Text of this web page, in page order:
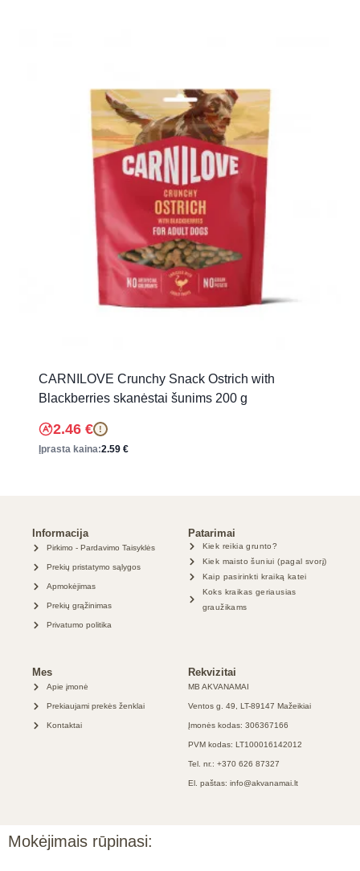
CARNILOVE Crunchy Snack Ostrich with
Blackberries skanėstai šunims 200 g
2.46 € !
Įprasta kaina:2.59 €
Informacija
Pirkimo - Pardavimo Taisyklės
Prekių pristatymo sąlygos
Apmokėjimas
Prekių grąžinimas
Privatumo politika
Patarimai
Kiek reikia grunto?
Kiek maisto šuniui (pagal svorį)
Kaip pasirinkti kraiką katei
Koks kraikas geriausias
graužikams
Mes
Apie įmonė
Prekiaujami prekės ženklai
Kontaktai
Rekvizitai
MB AKVANAMAI
Ventos g. 49, LT-89147 Mažeikiai
Įmonės kodas: 306367166
PVM kodas: LT100016142012
Tel. nr.: +370 626 87327
El. paštas: info@akvanamai.lt
Mokėjimais rūpinasi: